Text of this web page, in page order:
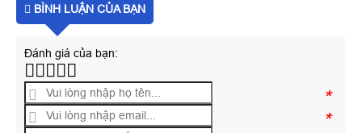
BÌNH LUẬN CỦA BẠN
Đánh giá của bạn:
*
*